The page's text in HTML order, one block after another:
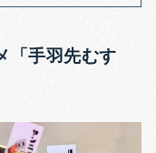
「手羽先むす